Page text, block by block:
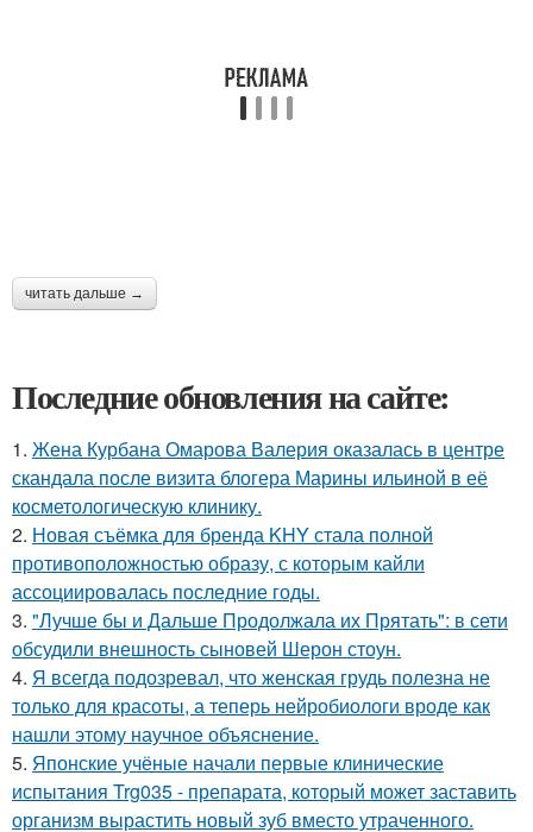
читать дальше →
Последние обновления на сайте:
1. Жена Курбана Омарова Валерия оказалась в центре
скандала после визита блогера Марины ильиной в её
косметологическую клинику.
2. Новая съёмка для бренда KHY стала полной
противоположностью образу, с которым кайли
ассоциировалась последние годы.
3. "Лучше бы и Дальше Продолжала их Прятать": в сети
обсудили внешность сыновей Шерон стоун.
4. Я всегда подозревал, что женская грудь полезна не
только для красоты, а теперь нейробиологи вроде как
нашли этому научное объяснение.
5. Японские учёные начали первые клинические
испытания Trg035 - препарата, который может заставить
организм вырастить новый зуб вместо утраченного.